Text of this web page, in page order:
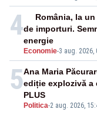
4
Economie-3 aug. 2026,
România, la
de importuri.
energie
5
Politica-2 aug. 2026,
Ana Maria
ediție explozivă a
PLUS